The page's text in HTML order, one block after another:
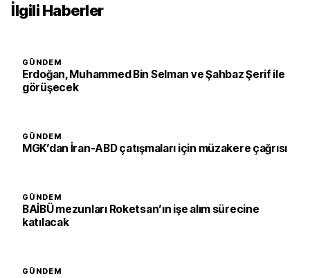
İlgili Haberler
GÜNDEM
Erdoğan, Muhammed Bin Selman ve Şahbaz Şerif ile
görüşecek
GÜNDEM
MGK’dan İran-ABD çatışmaları için müzakere çağrısı
GÜNDEM
BAİBÜ mezunları Roketsan’ın işe alım sürecine
katılacak
GÜNDEM